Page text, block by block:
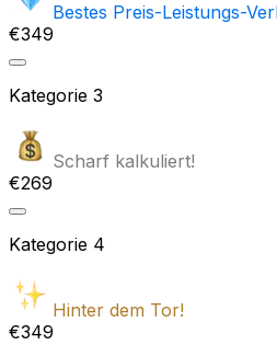
Bestes Preis-Leistungs-
€349
Kategorie 3
Scharf kalkuliert!
€269
Kategorie 4
Hinter dem Tor!
€349